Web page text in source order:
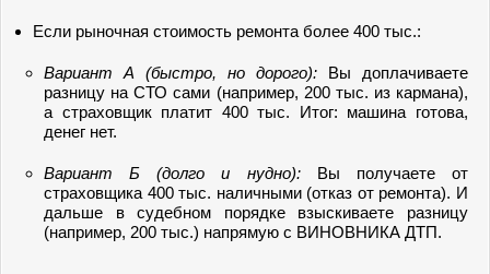
Если рыночная стоимость ремонта более 400 тыс.:
Вариант А (быстро, но дорого): Вы доплачиваете
разницу на СТО сами (например, 200 тыс. из кармана),
а страховщик платит 400 тыс. Итог: машина готова,
денег нет.
Вариант Б (долго и нудно):Вы получаете от
страховщика 400 тыс. наличными (отказ от ремонта). И
дальше в судебном порядке взыскиваете разницу
(например, 200 тыс.) напрямую с ВИНОВНИКА ДТП.